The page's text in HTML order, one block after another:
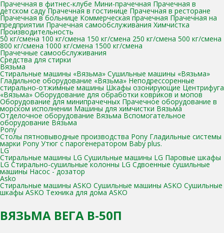
Прачечная в фитнес-клубе Мини-прачечная Прачечная в
детском саду Прачечная в гостинице Прачечная в ресторане
Прачечная в больнице Коммерческая прачечная Прачечная на
предприятии Прачечная самообслуживания Химчистка
Производительность
50 кг/смена 100 кг/смена 150 кг/смена 250 кг/смена 500 кг/смена
800 кг/смена 1000 кг/смена 1500 кг/смена
Прачечные самообслуживания
Средства для стирки
Вязьма
Стиральные машины «Вязьма» Сушильные машины «Вязьма»
Гладильное оборудование «Вязьма» Неподрессоренные
стирально-отжимные машины Шкафы озонирующие Центрифуга
«Вязьма» Оборудование для обработки ковриков и мопов
Оборудование для минипрачечных Прачечное оборудование в
морском исполнении Машины для химчистки Вязьма
Отделочное оборудование Вязьма Вспомогательное
оборудование Вязьма
Pony
Столы пятновыводные производства Pony Гладильные системы
марки Pony Утюг с парогенератором Baby plus.
LG
Стиральные машины LG Сушильные машины LG Паровые шкафы
LG Стирально-сушильные колонны LG Сдвоенные сушильные
машины Насос - дозатор
Asko
Стиральные машины ASKO Сушильные машины ASKO Сушильные
шкафы ASKO Техника для дома ASKO
ВЯЗЬМА ВЕГА В-50П